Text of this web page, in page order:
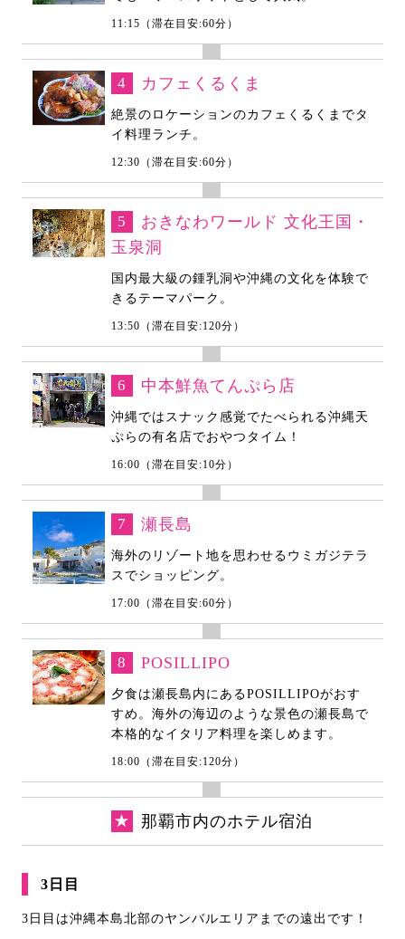
11:15（滞在目安:60分）
4 カフェくるくま
絶景のロケーションのカフェくるくまでタ
イ料理ランチ。
12:30（滞在目安:60分）
5
おきなわワールド 文化王国・
玉泉洞
国内最大級の鍾乳洞や沖縄の文化を体験で
きるテーマパーク。
13:50（滞在目安:120分）
6 中本鮮魚てんぷら店
沖縄ではスナック感覚でたべられる沖縄天
ぷらの有名店でおやつタイム！
16:00（滞在目安:10分）
7 瀬長島
海外のリゾート地を思わせるウミガジテラ
スでショッピング。
17:00（滞在目安:60分）
8 POSILLIPO
夕食は瀬長島内にあるPOSILLIPOがおす
すめ。海外の海辺のような景色の瀬長島で
本格的なイタリア料理を楽しめます。
18:00（滞在目安:120分）
★ 那覇市内のホテル宿泊
3日目
3日目は沖縄本島北部のヤンバルエリアまでの遠出です！